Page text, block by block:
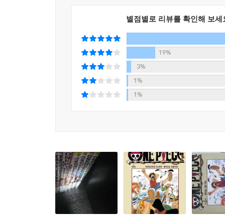
별점별로 리뷰를 확인해 보세
19%
3%
1%
1%